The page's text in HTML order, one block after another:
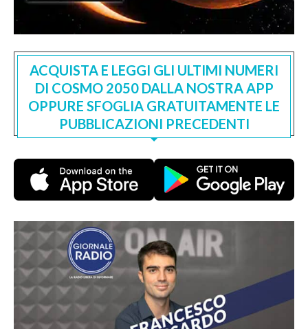
ACQUISTA E LEGGI GLI ULTIMI NUMERI
DI COSMO 2050 DALLA NOSTRA APP
OPPURE SFOGLIA GRATUITAMENTE LE
PUBBLICAZIONI PRECEDENTI